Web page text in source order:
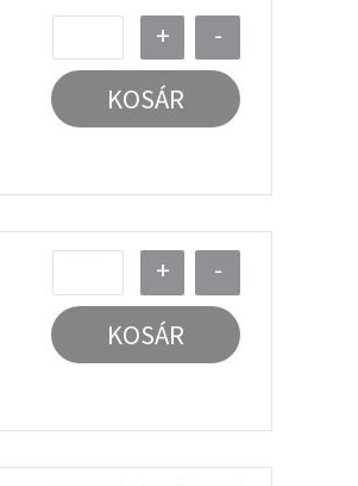
+
-
KOSÁR
+
-
KOSÁR